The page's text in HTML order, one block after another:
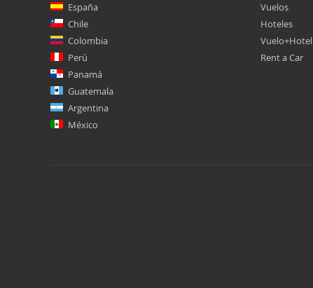
España
Chile
Colombia
Perú
Panamá
Guatemala
Argentina
México
Vuelos
Hoteles
Vuelo+Hotel
Rent a Car